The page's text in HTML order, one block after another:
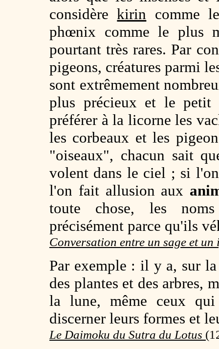
considèrekirin comme
phœnix comme le plus
pourtant très rares. Par
pigeons, créatures parmi
sont extrêmement
plus précieux et le petit
préférer à la licorne les
les corbeaux et les
"oiseaux", chacun sait
volent dans le ciel ; si
l'on fait allusion aux
toute chose, les
précisément parce qu'ils
Conversation entre un sage et
Par exemple : il y a, sur
des plantes et des arbres,
la lune, même ceux
discerner leurs formes et
Le Daimoku du Sutra du Lotus (